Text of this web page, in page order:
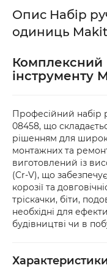
або товар
оформіть
доставки.
Опис Набір
одиниць
Комплексний
інструменту
Професійний набір
08458, що
рішенням для
монтажних та
виготовлений із
(Cr-V), що
корозії та
тріскачки, біти,
необхідні для
будівництві чи в